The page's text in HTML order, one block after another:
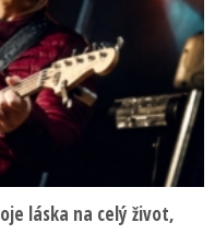
láska na celý život,